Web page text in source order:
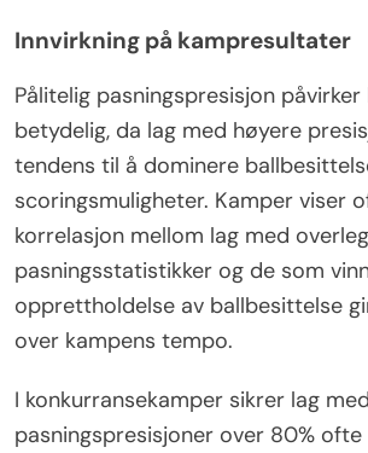
Innvirkning på kampresultater
Pålitelig pasningspresisjon
betydelig, da lag med høyere
tendens til å dominere
scoringsmuligheter. Kamper viser
korrelasjon mellom lag med
pasningsstatistikker og de som
opprettholdelse av ballbesittelse
over kampens tempo.
I konkurransekamper sikrer lag med
pasningspresisjoner over 80% ofte